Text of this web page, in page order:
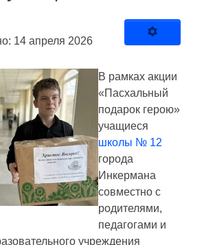
14 апреля 2026
В рамках акции
«Пасхальный
подарок герою»
учащиеся
школы № 12
города
Инкермана
совместно с
родителями,
педагогами и
учреждения